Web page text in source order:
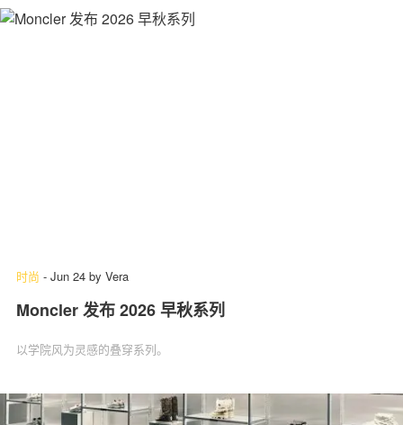
时尚 - Jun 24 by Vera
Moncler 发布 2026 早秋系列
以学院风为灵感的叠穿系列。